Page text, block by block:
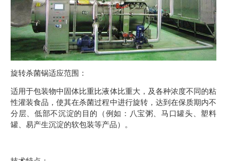
旋转杀菌锅适应范围：
适用于包装物中固体比重比液体比重大，及各种浓度不同的粘
性灌装食品，使其在杀菌过程中进行旋转，达到在保质期内不
分层、低部不沉淀的目的（例如：八宝粥、马口罐头、塑料
罐、易产生沉淀的软包装等产品）。